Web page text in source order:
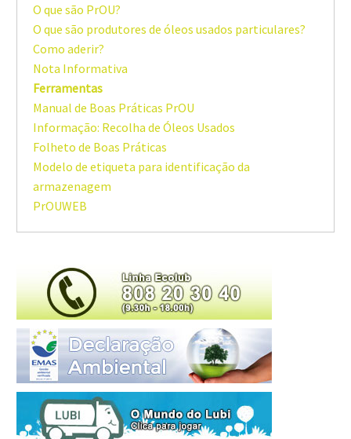
O que são PrOU?
O que são produtores de óleos usados particulares?
Como aderir?
Nota Informativa
Ferramentas
Manual de Boas Práticas PrOU
Informação: Recolha de Óleos Usados
Folheto de Boas Práticas
Modelo de etiqueta para identificação da
armazenagem
PrOUWEB